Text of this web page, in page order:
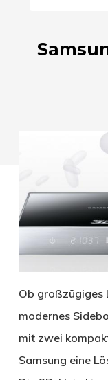
Ob großzügiges
modernes
mit zwei
Samsung eine